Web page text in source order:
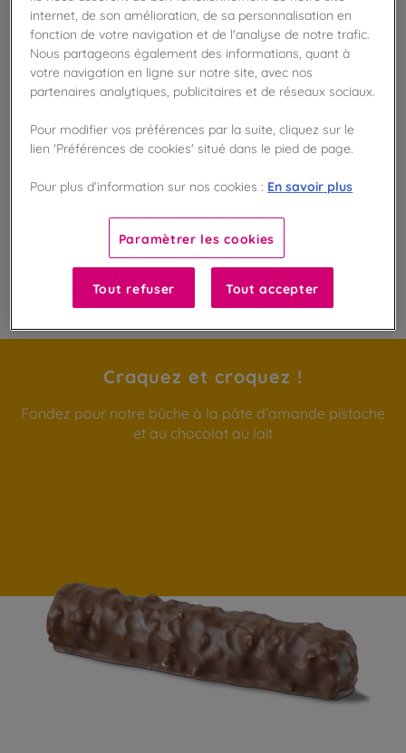
Vérifier la disponibilité en magasin
Frais de port offert
dès 50€ d'achat
avec notre programme Privilège
Liste des ingrédients et allergènes
Fabriqué en France
Craquez et croquez !
Fondez pour notre bûche à la pâte d’amande pistache
et au chocolat au lait
internet, de son amélioration, de sa personnalisation en
fonction de votre navigation et de l'analyse de notre trafic.
Nous partageons également des informations, quant à
votre navigation en ligne sur notre site, avec nos
partenaires analytiques, publicitaires et de réseaux sociaux.
Pour modifier vos préférences par la suite, cliquez sur le
lien 'Préférences de cookies' situé dans le pied de page.
Pour plus d’information sur nos cookies : En savoir plus
Paramètrer les cookies
Tout refuser Tout accepter